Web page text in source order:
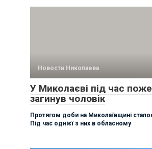
Новости Николаева
У Миколаєві під час
загинув чоловік
Протягом доби на Миколаївщині
Під час однієї з них в обласному